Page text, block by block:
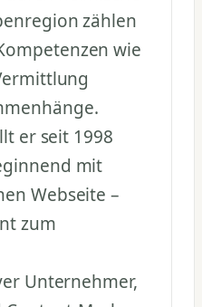
zählen
wie
er seit 1998
mit
Webseite –
zum
Unternehmer,